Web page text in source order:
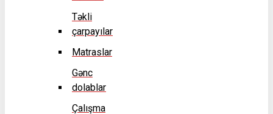
Təkli
çarpayılar
Matraslar
Gənc
dolablar
Çalışma